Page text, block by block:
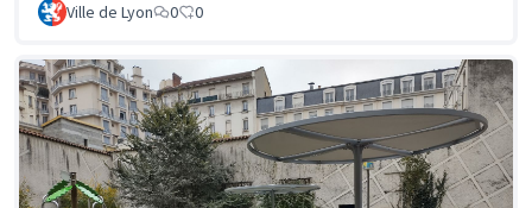
Ville de Lyon 0 0